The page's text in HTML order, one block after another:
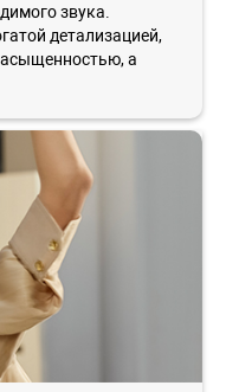
звука.
детализацией,
а